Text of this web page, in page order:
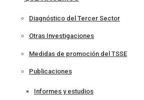
Diagnóstico del Tercer Sector
Otras Investigaciones
Medidas de promoción del TSSE
Publicaciones
Informes y estudios